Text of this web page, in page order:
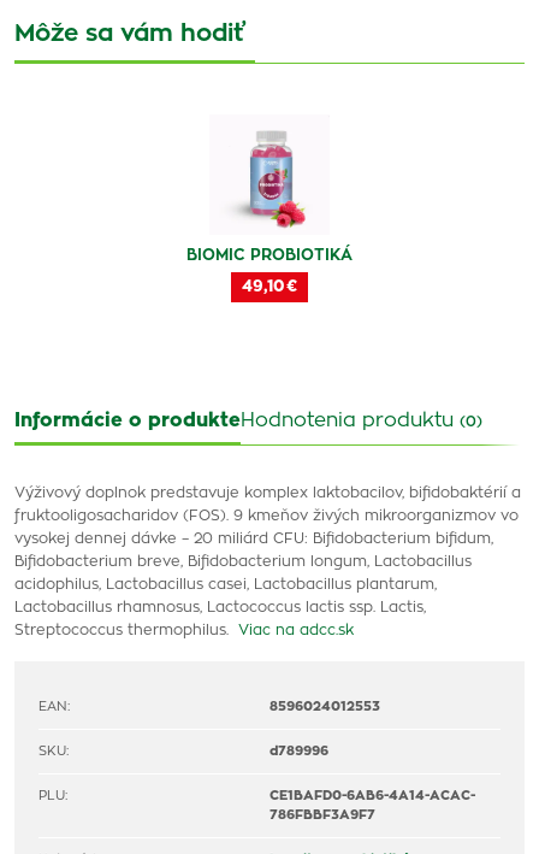
Môže sa vám hodiť
BIOMIC PROBIOTIKÁ
49,10 €
Informácie o produkteHodnotenia produktu (0)
Výživový doplnok predstavuje komplex laktobacilov, bifidobaktérií a
fruktooligosacharidov (FOS). 9 kmeňov živých mikroorganizmov vo
vysokej dennej dávke – 20 miliárd CFU: Bifidobacterium bifidum,
Bifidobacterium breve, Bifidobacterium longum, Lactobacillus
acidophilus, Lactobacillus casei, Lactobacillus plantarum,
Lactobacillus rhamnosus, Lactococcus lactis ssp. Lactis,
Streptococcus thermophilus. Viac na adcc.sk
EAN: 8596024012553
SKU: d789996
PLU:
CE1BAFD0-6AB6-4A14-ACAC-
786FBBF3A9F7